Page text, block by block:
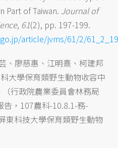
Part of Taiwan. Journal of
, 61(2), pp. 197-199.
article/jvms/61/2/
、廖慈惠、江明熹、柯建邦
大學保育類野生動物收容中
行政院農業委員會林務局
告，107農科-10.8.1-務-
東科技大學保育類野生動物